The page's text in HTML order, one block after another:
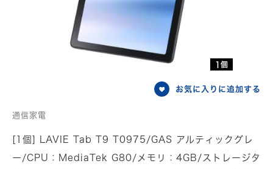
1個
お気に入りに追加する
通信家電
[1個] LAVIE Tab T9 T0975/GAS アルティックグレ
ー/CPU：MediaTek G80/メモリ：4GB/ストレージタ